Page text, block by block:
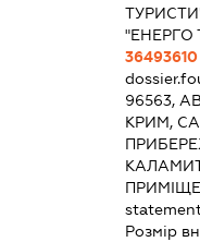
"ЕНЕРГО
36493610
96563,
КРИМ,
Розмір